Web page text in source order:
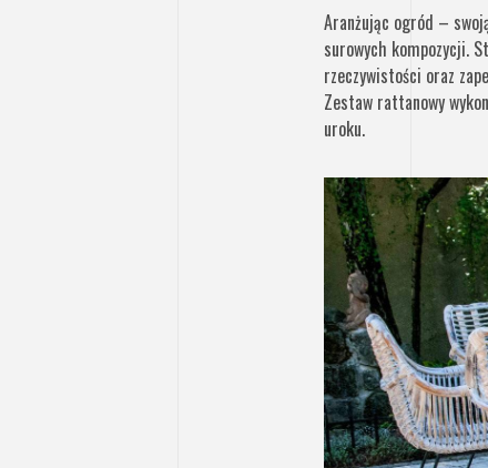
Aranżując ogród –
surowych kompozycji.
rzeczywistości oraz
Zestaw rattanowy
uroku.